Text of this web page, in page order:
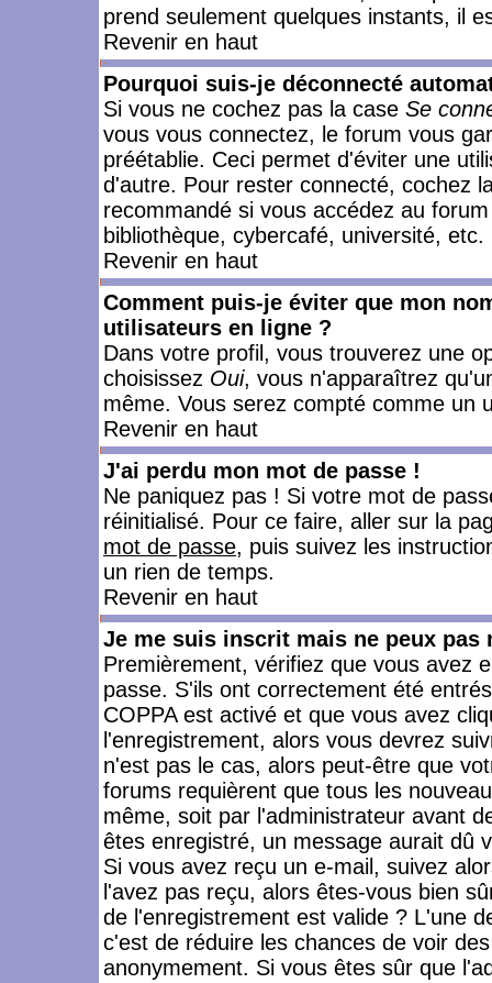
prend seulement quelques instants, il
Revenir en haut
Pourquoi suis-je déconnecté
Si vous ne cochez pas la case Se
vous vous connectez, le forum vous
préétablie. Ceci permet d'éviter une
d'autre. Pour rester connecté, cochez
recommandé si vous accédez au
bibliothèque, cybercafé, université, etc.
Revenir en haut
Comment puis-je éviter que mon
utilisateurs en ligne ?
Dans votre profil, vous trouverez une
choisissez Oui, vous n'apparaîtrez
même. Vous serez compté comme un
Revenir en haut
J'ai perdu mon mot de passe !
Ne paniquez pas ! Si votre mot de
réinitialisé. Pour ce faire, aller sur la
mot de passe, puis suivez les
un rien de temps.
Revenir en haut
Je me suis inscrit mais ne peux pas
Premièrement, vérifiez que vous avez
passe. S'ils ont correctement été
COPPA est activé et que vous avez
l'enregistrement, alors vous devrez
n'est pas le cas, alors peut-être que
forums requièrent que tous les
même, soit par l'administrateur avant
êtes enregistré, un message aurait dû
Si vous avez reçu un e-mail, suivez
l'avez pas reçu, alors êtes-vous bien
de l'enregistrement est valide ? L'une
c'est de réduire les chances de voir
anonymement. Si vous êtes sûr que